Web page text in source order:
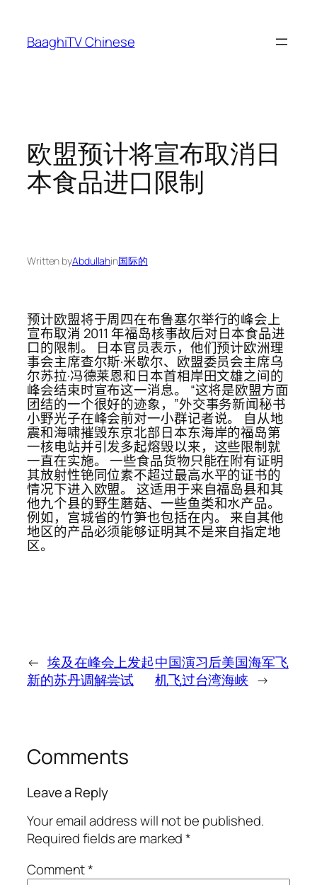
content
BaaghiTV Chinese
欧盟预计将宣布取消日
本食品进口限制
Written byAbdullahin国际的
预计欧盟将于周四在布鲁塞尔举行的峰会上
宣布取消 2011 年福岛核事故后对日本食品进
口的限制。 日本官员表示，他们预计欧洲理
事会主席查尔斯·米歇尔、欧盟委员会主席乌
尔苏拉·冯德莱恩和日本首相岸田文雄之间的
峰会结束时宣布这一消息。 “这将是欧盟方面
团结的一个很好的迹象，”外交事务新闻秘书
小野光子在峰会前对一小群记者说。 自从地
震和海啸摧毁东京北部日本东海岸的福岛第
一核电站并引发多起熔毁以来，这些限制就
一直在实施。 一些食品货物只能在附有证明
其放射性铯同位素不超过最高水平的证书的
情况下进入欧盟。 这适用于来自福岛县和其
他九个县的野生蘑菇、一些鱼类和水产品。
例如，宫城省的竹笋也包括在内。 来自其他
地区的产品必须能够证明其不是来自指定地
区。
← 埃及在峰会上发起
新的苏丹调解尝试
中国演习后美国海军飞
机飞过台湾海峡 →
Comments
Leave a Reply
Your email address will not be published.
Required fields are marked*
Comment*